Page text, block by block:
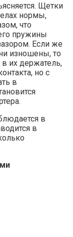
Щетки
нормы,
что
пружины
Если же
изношены, то
их держатель,
но с
в
в
в